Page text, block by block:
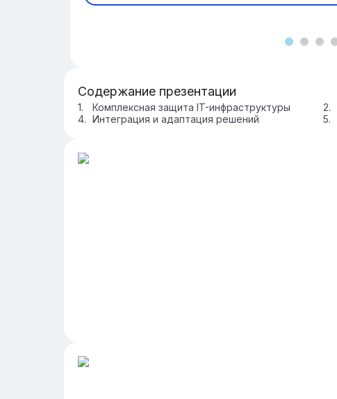
Содержание презентации
Комплексная защита IT-инфраструктуры
Интеграция и адаптация решений